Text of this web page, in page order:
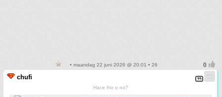
• maandag 22 juni 2026 @ 20:01 • 26
chufi
Hace frio o no?